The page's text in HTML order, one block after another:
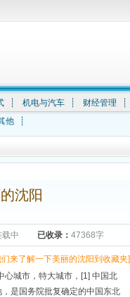
┊ 机电与汽车 ┊ 财经管理 ┊
他 ┊
沈阳
载中 已收录： 47368字
来了解一下美丽的沈阳到收藏夹]
心城市，特大城市，[1] 中国北
是国务院批复确定的中国东北